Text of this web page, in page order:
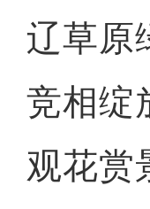
辽草原
竞相绽
观花赏